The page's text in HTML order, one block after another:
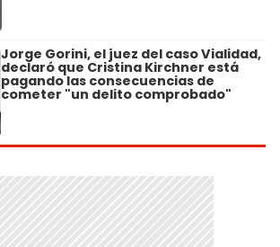
Jorge Gorini, el juez del caso Vialidad,
declaró que Cristina Kirchner está
pagando las consecuencias de
cometer "un delito comprobado"